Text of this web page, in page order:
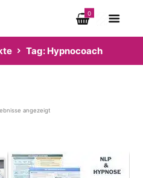
0
Tag: Hypnocoach
angezeigt